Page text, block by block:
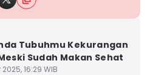
Tubuhmu Kekurangan
Sudah Makan Sehat
2025, 16:29 WIB